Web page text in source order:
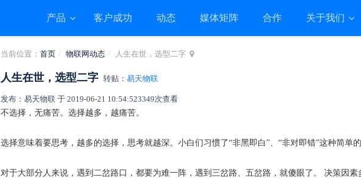
产品 客户成功 动态 媒体矩阵 合作 关于我们
当前位置： 首页 物联网动态 人生在世，选型二字
人生在世，选型二字 转贴： 易天物联
发布：易天物联 于 2019-06-21 10:54:523349次查看
不选择，无痛苦。选择越多，越痛苦。
选择意味着要思考，越多的选择，思考就越深。小白们习惯了“非黑即白”、“非对即错”这种简单的
对于大部分人来说，遇到二岔路口，都要为难一阵，遇到三岔路、五岔路，就傻眼了。 决策因